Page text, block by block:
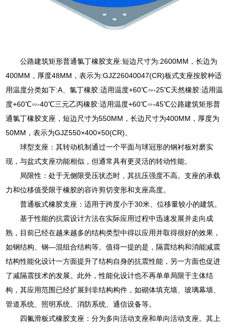
公路建筑矩形普通氯丁橡胶支座:短边尺寸为:2600MM，长边为
400MM，厚度48MM，表示为:GJZ26040047(CR)板式支座按胶种适
用温度分类如下:A、氯丁橡胶:适用温度+60℃∽-25℃天然橡胶:适用温
度+60℃∽-40℃三元乙丙橡胶:适用温度+60℃∽-45℃公路建筑矩形普
通氯丁橡胶支座，短边尺寸为550MM，长边尺寸为400MM，厚度为
50MM，表示为GJZ550×400×50(CR)。
球型支座：其转动机制通过一个平面与球冠形的钢衬板对磨实
现，与盆式支座功能相似，但通常具有更灵活的转动性能。
局限性：处于无侧限受压状态时，其抗压强度不高。支座的承载
力和位移值受限于橡胶的容许剪切变形和支座高度。
普通板式橡胶支座：适用于跨度小于30米、位移量较小的建筑。
基于性能的抗震设计方法在实际应用过程中迅速发展并走向成
熟，目前已经在越来越多的结构类型中得以应用并取得很好的效果，
如钢结构、钢—混组合结构等。值得一提的是，隔震结构和消能减震
结构性能化设计一方面提升了结构自身的抗震性能，另一方面也促进
了减隔震技术的发展。此外，性能化设计也不再单单局限于主体结
构，其应用范围已经扩展到非结构构件，如砌体填充墙、玻璃幕墙、
管道系统、照明系统、消防系统、通信设备等。
四氟滑板式橡胶支座：分为多向活动支座和单向活动支座。其上